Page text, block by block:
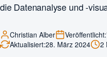
die Datenanalyse und -
Christian Alber Veröffentlicht:
Aktualisiert:28. März 2024 2